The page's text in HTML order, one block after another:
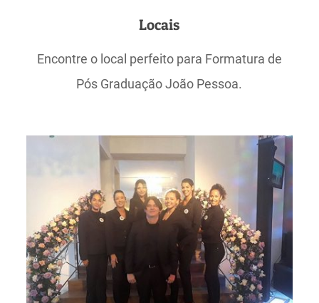
Locais
Encontre o local perfeito para Formatura de
Pós Graduação João Pessoa.